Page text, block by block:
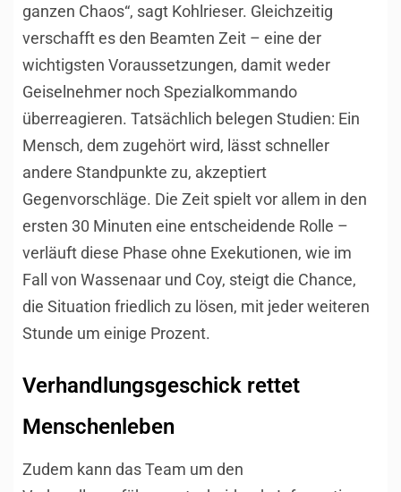
ganzen Chaos“, sagt Kohlrieser. Gleichzeitig
verschafft es den Beamten Zeit – eine der
wichtigsten Voraussetzungen, damit weder
Geiselnehmer noch Spezialkommando
überreagieren. Tatsächlich belegen Studien: Ein
Mensch, dem zugehört wird, lässt schneller
andere Standpunkte zu, akzeptiert
Gegenvorschläge. Die Zeit spielt vor allem in den
ersten 30 Minuten eine entscheidende Rolle –
verläuft diese Phase ohne Exekutionen, wie im
Fall von Wassenaar und Coy, steigt die Chance,
die Situation friedlich zu lösen, mit jeder weiteren
Stunde um einige Prozent.
Verhandlungsgeschick rettet
Menschenleben
Zudem kann das Team um den